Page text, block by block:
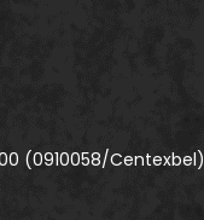
(0910058/Centexbel)